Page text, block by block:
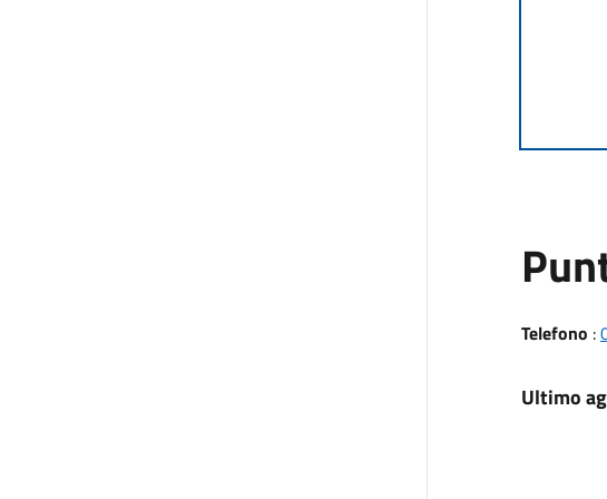
Telefono :
Ultimo